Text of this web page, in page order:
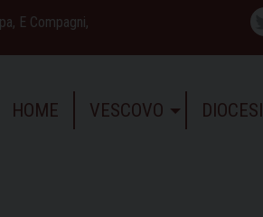
E Compagni,
HOME VESCOVO DIOCESI